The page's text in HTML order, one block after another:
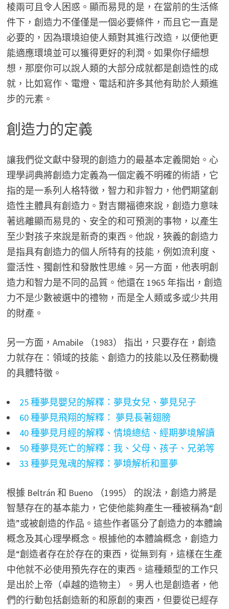
棱兩可且令人困惑。顯而易見的是，在當前的生活條
件下，創造力不僅僅是一個必要條件，而且它一直是
必要的，因為環境迫使人類對其進行改造，以便他更
能適應環境並可以獲得更好的利潤。如果你仔細想
想，那麼你可以說人類的大部分成就都是創造性的成
就，比如寫作、電燈、電話和許多其他有助於人類進
步的元素。
創造力的定義
讓我們從文獻中發現的創造力的最基本定義開始。心
理學詞典將創造力定義為一個定義不明確的術語，它
指的是一系列人格特徵，智力和非智力，他們期望創
造性主體具有創造力。對吉爾福德來說，創造力意味
著逃離顯而易見的、安全的和可預測的事物，以產生
至少對孩子來說是新奇的東西。他說，狹義的創造力
是指具有創造力的個人所特有的技能，例如流利度、
靈活性、獨創性和發散性思維。另一方面，他表明創
造力和智力是不同的品質。他還在 1965 年指出，創造
力不是少數被選中的禮物，而是全人類或多或少共用
的財產。
另一方面，Amabile （1983） 指出，只要存在，創造
力就存在：領域的技能、創造力的技能以及任務動機
的具體特徵。
25 種夢見嬰兒的解釋：夢見女兒、夢見兒子
60 種夢見飛翔的解釋： 夢見長著翅膀
40 種夢見月經的解釋、情境總結、經期夢境解讀
50 種夢見死亡的解釋：我、父母、孩子、兄弟等
33 種夢見鬼魂的解釋：夢境解析和噩夢
根據 Beltrán 和 Bueno （1995） 的說法，創造力將是
智慧存在的基本能力，它使他能夠產生一種被稱為“創
造”或被創造的作品。這些作者區分了創造力的本體論
概念及其心理學概念。根據他的本體論概念，創造力
是“創造者存在於存在的東西，從無到有，這樣在生產
中他就不必使用預先存在的東西。這種類型的工作只
是出於上帝（卓越的造物主）。男人也是創造者，他
們的行動包括創造新的和原創的東西，但要從已經存